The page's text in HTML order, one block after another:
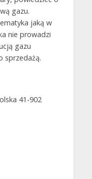
gazu.
jaką w
nie prowadzi
gazu
sprzedażą.
41-902